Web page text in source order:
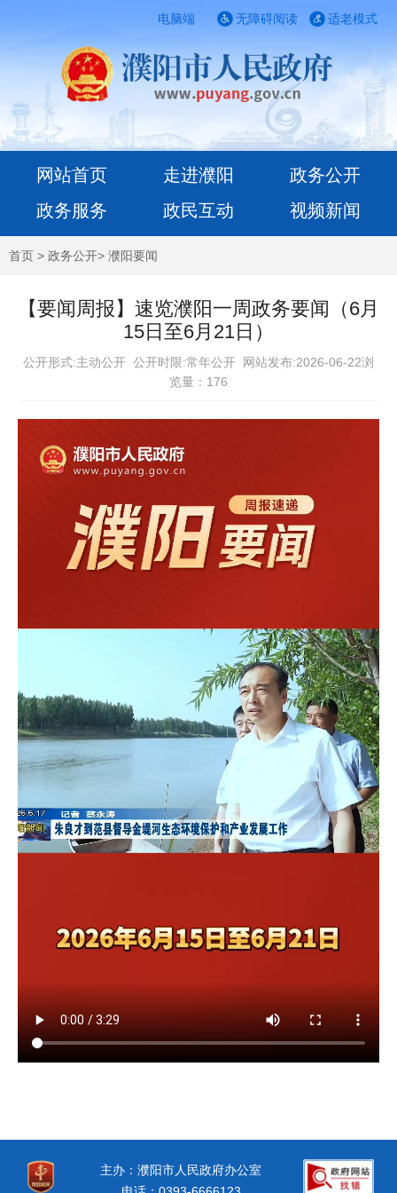
电脑端 适老模式
无障碍阅读
网站首页 走进濮阳
政务公开
政务服务
政民互动 视频新闻
首页 > 政务公开> 濮阳要闻
【要闻周报】速览濮阳一周政务要闻（6月
15日至6月21日）
公开形式:主动公开 公开时限:常年公开
网站发布:2026-06-22浏
览量： 176
主办：濮阳市人民政府办公室